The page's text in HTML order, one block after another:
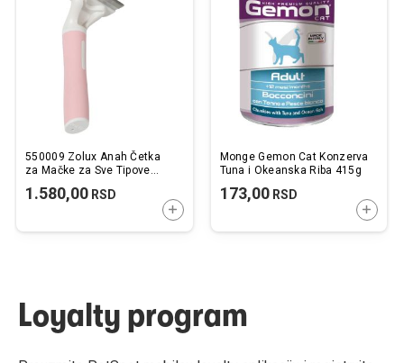
550009 Zolux Anah Četka
za Mačke za Sve Tipove
1.580,00 RSD
DODAJTE U KORPU
Monge Gemon Cat Konzerva
Tuna i Okeanska Riba 415g
173,00RSD
Loyalty program